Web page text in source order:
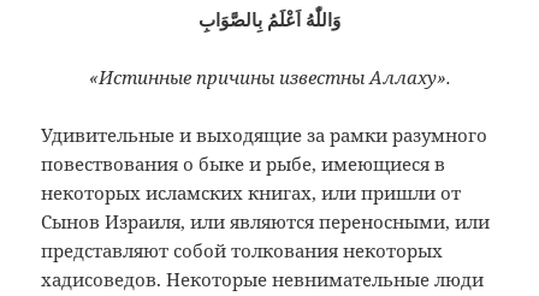
وَاللّٰهُ اَعْلَمُ بِالصَّوَابِ
«Истинные причины известны Аллаху».
Удивительные и выходящие за рамки разумного
повествования о быке и рыбе, имеющиеся в
некоторых исламских книгах, или пришли от
Сынов Израиля, или являются переносными, или
представляют собой толкования некоторых
хадисоведов. Некоторые невнимательные люди